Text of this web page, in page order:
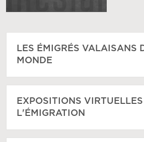
LES ÉMIGRÉS VALAISANS
MONDE
EXPOSITIONS
L'ÉMIGRATION